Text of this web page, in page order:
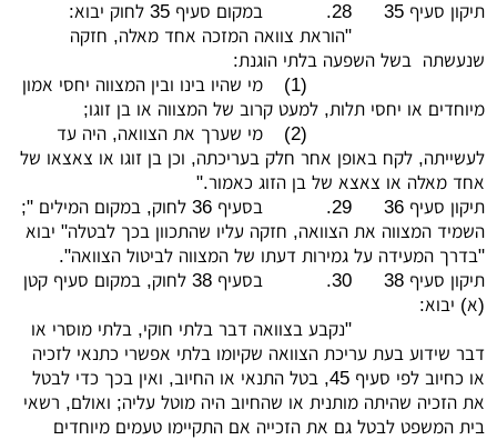
תיקון סעיף 35
28.
במקום סעיף 35 לחוק יבוא:
"הוראת צוואה המזכה אחד מאלה, חזקה
שנעשתה בשל השפעה בלתי הוגנת:
(1)
מי שהיו בינו ובין המצווה יחסי אמון
מיוחדים או יחסי תלות, למעט קרוב של המצווה או בן זוגו;
(2)
מי שערך את הצוואה, היה עד
לעשייתה, לקח באופן אחר חלק בעריכתה, וכן בן זוגו או צאצאו של
אחד מאלה או צאצא של בן הזוג כאמור."
תיקון סעיף 36
29.
בסעיף 36 לחוק, במקום המילים ";
השמיד המצווה את הצוואה, חזקה עליו שהתכוון בכך לבטלה" יבוא
"בדרך המעידה על גמירות דעתו של המצווה לביטול הצוואה".
תיקון סעיף 38
30.
בסעיף 38 לחוק, במקום סעיף קטן
(א) יבוא:
"נקבע בצוואה דבר בלתי חוקי, בלתי מוסרי או
דבר שידוע בעת עריכת הצוואה שקיומו בלתי אפשרי כתנאי לזכיה
או כחיוב לפי סעיף 45, בטל התנאי או החיוב, ואין בכך כדי לבטל
את הזכיה שהיתה מותנית או שהחיוב היה מוטל עליה; ואולם, רשאי
בית המשפט לבטל גם את הזכייה אם התקיימו טעמים מיוחדים